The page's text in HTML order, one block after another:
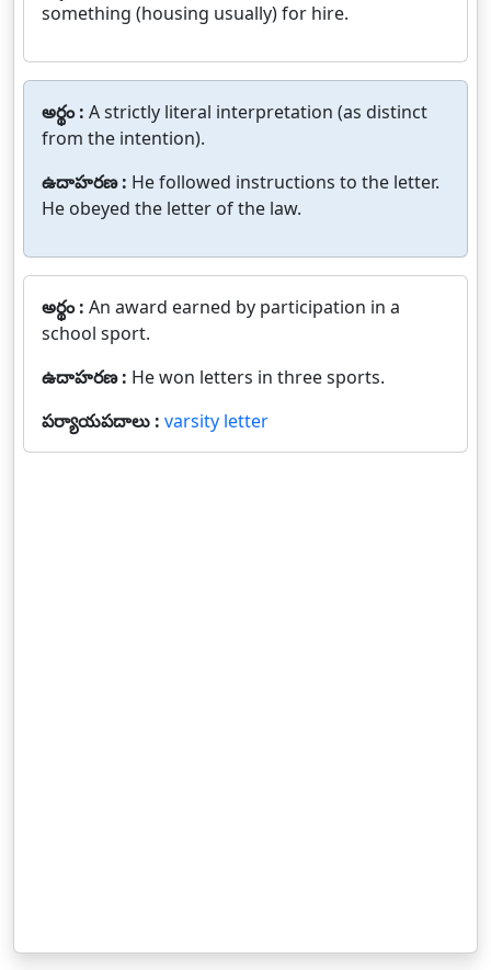
something (housing usually) for hire.
అర్థం : A strictly literal interpretation (as distinct
from the intention).
ఉదాహరణ : He followed instructions to the letter.
He obeyed the letter of the law.
అర్థం : An award earned by participation in a
school sport.
ఉదాహరణ : He won letters in three sports.
పర్యాయపదాలు : varsity letter